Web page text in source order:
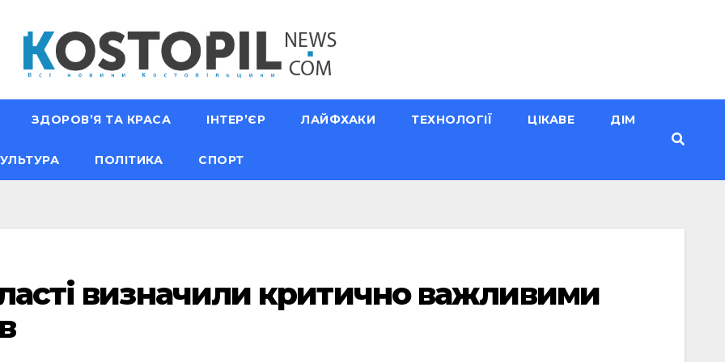
ЗДОРОВ’Я ТА КРАСА ІНТЕР’ЄР ЛАЙФХАКИ ТЕХНОЛОГІЇ ЦІКАВЕ ДІМ
ПОЛІТИКА СПОРТ
визначили критично важливими